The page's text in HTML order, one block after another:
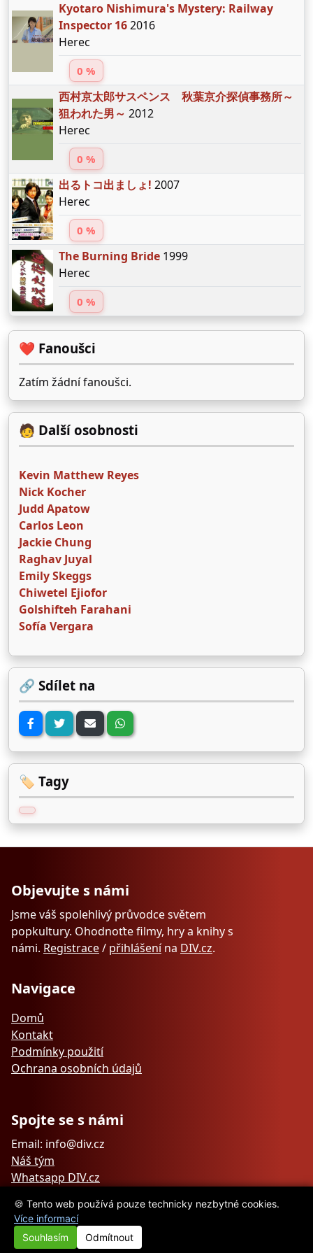
Kyotaro Nishimura's Mystery: Railway
Inspector 162016
Herec
0 %
西村京太郎サスペンス 秋葉京介探偵事務所～
狙われた男～ 2012
Herec
0 %
出るトコ出ましょ! 2007
Herec
0 %
The Burning Bride1999
Herec
0 %
❤️ Fanoušci
Zatím žádní fanoušci.
🧑 Další osobnosti
Kevin Matthew Reyes
Nick Kocher
Judd Apatow
Carlos Leon
Jackie Chung
Raghav Juyal
Emily Skeggs
Chiwetel Ejiofor
Golshifteh Farahani
Sofía Vergara
🔗 Sdílet na
🏷️ Tagy
Objevujte s námi
Jsme váš spolehlivý průvodce světem
popkultury. Ohodnoťte filmy, hry a knihy s
námi. Registrace/ přihlášenína DIV.cz.
Navigace
Domů
Kontakt
Podmínky použití
Ochrana osobních údajů
Spojte se s námi
Email: info@div.cz
Náš tým
Whatsapp DIV.cz
🍪 Tento web používá pouze technicky nezbytné cookies.
Více informací
Souhlasím
Odmítnout